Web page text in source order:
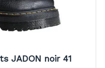
DR MARTENS Boots JADON noir 41